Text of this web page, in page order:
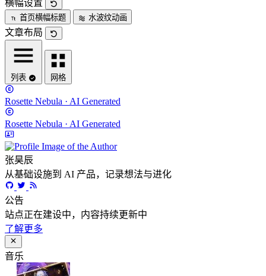
横幅设置
首页横幅标题 水波纹动画
文章布局
列表 网格
Rosette Nebula · AI Generated
Rosette Nebula · AI Generated
张昊辰
从基础设施到 AI 产品，记录想法与进化
公告
站点正在建设中，内容持续更新中
了解更多
音乐